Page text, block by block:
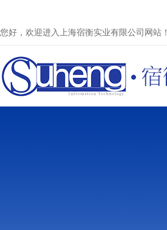
您好，欢迎进入上海宿衡实业有限公司网站！